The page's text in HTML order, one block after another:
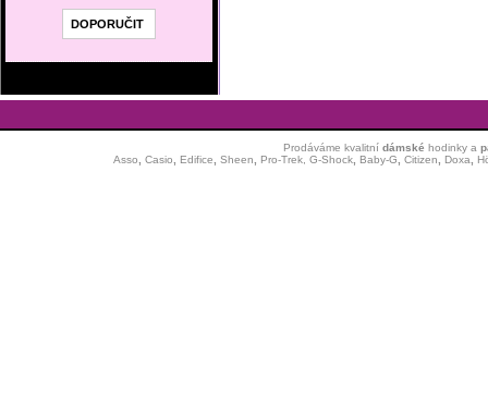
Prodáváme kvalitní dámské hodinkya
Asso
Casio Edifice Sheen Pro-Trek, G-Shock, Baby-G Citizen Doxa